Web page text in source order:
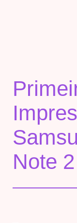
Note 2